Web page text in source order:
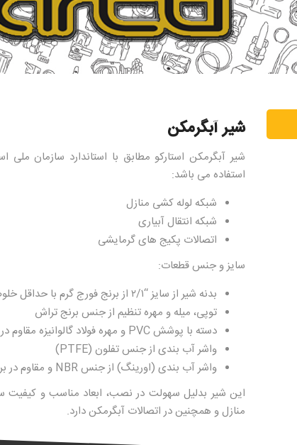
شیر آبگرمکن
شیر آبگرمکناستارکو مطابق با استاندارد سازمان ملی
استفاده می باشد:
شبکه لوله کشی منازل
شبکه انتقال آبیاری
اتصالات پکیج های گرمایشی
سایز و جنس قطعات:
بدنه شیر از سایز “۲/۱ از برنج فورج گرم با حداقل خلوص ۵۸ درصد مس
توپی، میله و مهره تنظیم از جنس برنج تراش
دسته با پوشش PVC و مهره فولاد گالوانیزه مقاوم در برابر خوردگی
واشر آب بندی از جنس تفلون (PTFE)
واشر آب بندی (اورینگ) از جنس NBR و مقاوم در برابر خوردگی و گرما
این شیر بدلیل سهولت در نصب، ابعاد مناسب و کیفیت
منازل و همچنین در اتصالات آبگرمکن دارد.